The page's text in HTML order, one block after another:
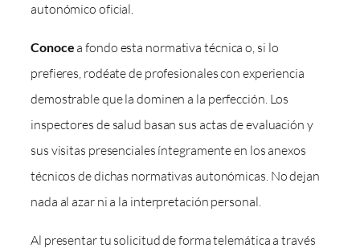
autonómico oficial.
Conocea fondo esta normativa técnica o, si lo
prefieres, rodéate de profesionales con experiencia
demostrable que la dominen a la perfección. Los
inspectores de salud basan sus actas de evaluación y
sus visitas presenciales íntegramente en los anexos
técnicos de dichas normativas autonómicas. No dejan
nada al azar ni a la interpretación personal.
Al presentar tu solicitud de forma telemática a través